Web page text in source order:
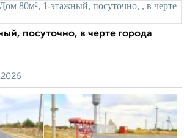
посуточно, в черте города